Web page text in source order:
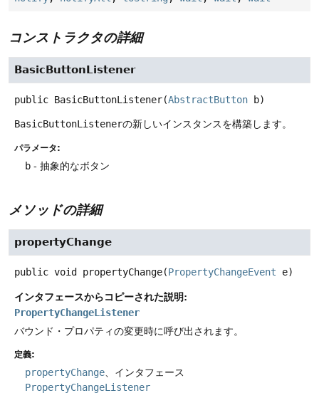
コンストラクタの詳細
BasicButtonListener
public BasicButtonListener(AbstractButton b)
BasicButtonListenerの新しいインスタンスを構築します。
パラメータ:
b - 抽象的なボタン
メソッドの詳細
propertyChange
public void propertyChange(PropertyChangeEvent e)
インタフェースからコピーされた説明:
PropertyChangeListener
バウンド・プロパティの変更時に呼び出されます。
定義:
propertyChange 、インタフェース
PropertyChangeListener